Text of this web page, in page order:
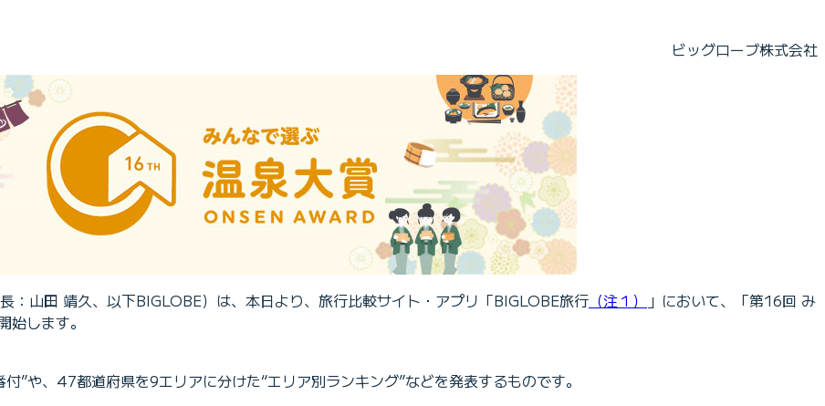
ビッグローブ株式会社
：山田 靖久、以下BIGLOBE）は、本日より、旅行比較サイト・アプリ「BIGLOBE旅行 （注１）
」において、「第16回 み
します。
”や、47都道府県を9エリアに分けた“エリア別ランキング”などを発表するものです。